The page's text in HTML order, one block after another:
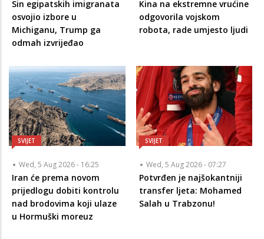
Sin egipatskih imigranata
osvojio izbore u
Michiganu, Trump ga
odmah izvrijeđao
Kina na ekstremne vrućine
odgovorila vojskom
robota, rade umjesto ljudi
SVIJET
Wed, 5 Aug 2026 - 16:25
Iran će prema novom
prijedlogu dobiti kontrolu
nad brodovima koji ulaze
u Hormuški moreuz
SVIJET
Wed, 5 Aug 2026 - 07:27
Potvrđen je najšokantniji
transfer ljeta: Mohamed
Salah u Trabzonu!